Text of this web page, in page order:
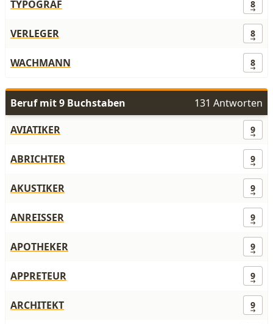
TYPOGRAF 8
VERLEGER 8
WACHMANN 8
Beruf mit 9 Buchstaben
131 Antworten
AVIATIKER
9
ABRICHTER 9
AKUSTIKER 9
ANREISSER 9
APOTHEKER 9
APPRETEUR 9
ARCHITEKT 9